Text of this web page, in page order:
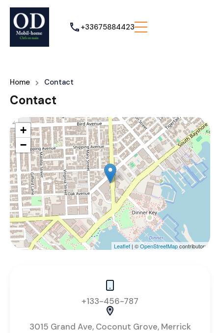
+33675884423
Home Contact
Contact
+
−
Leaflet | ©OpenStreetMapcontributors
+133-456-787
3015 Grand Ave, Coconut Grove, Merrick